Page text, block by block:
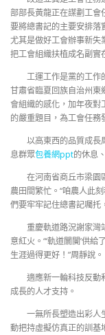
部部長黃龍正在謀劃工會
要將總書記的主要安排落
尤其是做好工會辦事新失
把工會組織扶植成名副實
工運工作是黨的工作的
甘肅省臨夏回族自治州東
會組織的感化，加年夜對
的嚴重題目，為工會任務
以高東西的品質成長
息群眾包養網ppt的休息
在河南省商丘市梁園
農田間繁忙。“咱農人此
們要牢牢記住總書記囑托
重慶軌道路況謝家灣站
意紅火。“‘軌道闤闠’供
生涯過得更好！”周靜說。
適應新一輪科技反動
成長的人才支持。
一無所長塑造出彩人
動把持虛擬仿真正的訓基